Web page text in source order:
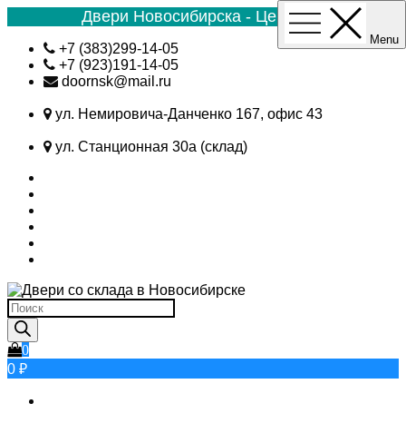
Двери Новосибирска - Цена №1
Skip
content
+7 (383)299-14-05
+7 (923)191-14-05
doornsk@mail.ru
ул. Немировича-Данченко 167, офис 43
ул. Станционная 30а (склад)
Поиск
товаров
0
0 ₽
Menu